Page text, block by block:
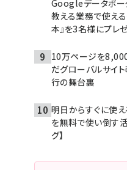
Googleデータポー
教える業務で使え
本』を3名様にプレ
10万ページを
だグローバルサイ
行の舞台裏
明日からすぐに使
を無料で使い倒す
グ】